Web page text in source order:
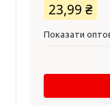
23,99 ₴
Показати